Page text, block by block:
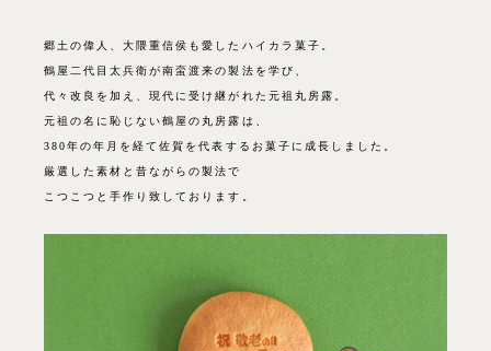
郷土の偉人、大隈重信侯も愛したハイカラ菓子。
鶴屋二代目太兵衛が南蛮渡来の製法を学び、
代々改良を加え、現代に受け継がれた元祖丸房露。
元祖の名に恥じない鶴屋の丸房露は、
380年の年月を経て佐賀を代表するお菓子に成長しました。
厳選した素材と昔ながらの製法で
こつこつと手作り致しております。